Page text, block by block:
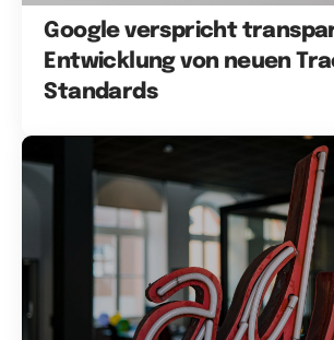
Google verspricht
Entwicklung von neuen
Standards